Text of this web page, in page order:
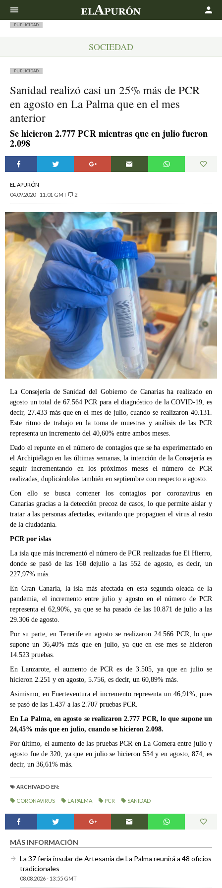
PUBLICIDAD
SOCIEDAD
PUBLICIDAD
Sanidad realizó casi un 25% más de PCR
en agosto en La Palma que en el mes
anterior
Se hicieron 2.777 PCR mientras que en julio fueron
2.098
EL APURÓN
04.09.2020 - 11:01 GMT
2
La Consejería de Sanidad del Gobierno de Canariasha realizado en
agosto un total de 67.564 PCR para el diagnóstico de la COVID-19, es
decir, 27.433 más que en el mes de julio, cuando se realizaron 40.131.
Este ritmo de trabajo en la toma de muestras y análisis de las PCR
representa un incremento del 40,60% entre ambos meses.
Dado el repunte en el número de contagios que se ha experimentado en
el Archipiélago en las últimas semanas, la intención de la Consejería es
seguir incrementando en los próximos meses el número de PCR
realizadas, duplicándolas también en septiembre con respecto a agosto.
Con ello se busca contener los contagios por coronavirus en
Canarias gracias a la detección precoz de casos, lo que permite aislar y
tratar a las personas afectadas, evitando que propaguen el virus al resto
de la ciudadanía.
PCR por islas
La isla que más incrementó el número de PCR realizadas fue El Hierro,
donde se pasó de las 168dejulio a las 552 de agosto, es decir, un
227,97% más.
En Gran Canaria, la isla más afectada en esta segunda oleada de la
pandemia, el incremento entre julio y agosto en el número de PCR
representa el 62,90%, ya que se ha pasado de las 10.871 de julio a las
29.306 de agosto.
Por su parte, en Tenerife en agosto se realizaron 24.566 PCR, lo que
supone un 36,40% más que en julio, ya que en ese mes se hicieron
14.523 pruebas.
En Lanzarote, el aumento de PCR es de 3.505, ya que en julio se
hicieron 2.251 y en agosto, 5.756, es decir, un 60,89% más.
Asimismo, en Fuerteventura el incremento representa un 46,91%, pues
se pasó de las 1.437 a las 2.707 pruebas PCR.
EnLa Palma, en agosto se realizaron 2.777 PCR, lo que supone un
24,45% más que en julio, cuando se hicieron 2.098.
Por último, el aumento de las pruebas PCR en La Gomera entre julio y
agosto fue de 320, ya que en julio se hicieron 554 y en agosto, 874, es
decir, un 36,61% más.
ARCHIVADO EN:
CORONAVIRUS LA PALMA PCR SANIDAD
MÁS INFORMACIÓN
La 37 feria insular de Artesanía de La Palma reunirá a 48 oficios
tradicionales
08.08.2026 - 13:55 GMT